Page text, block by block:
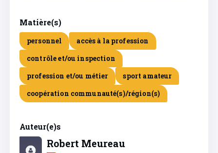
Matière(s)
personnel
accès à la profession
contrôle et/ou inspection
profession et/ou métier
sport amateur
coopération communauté(s)/région(s)
Auteur(e)s
Robert Meureau